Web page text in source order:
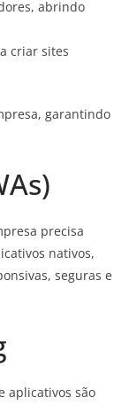
abrindo
criar sites
garantindo
precisa
nativos,
seguras e
aplicativos são